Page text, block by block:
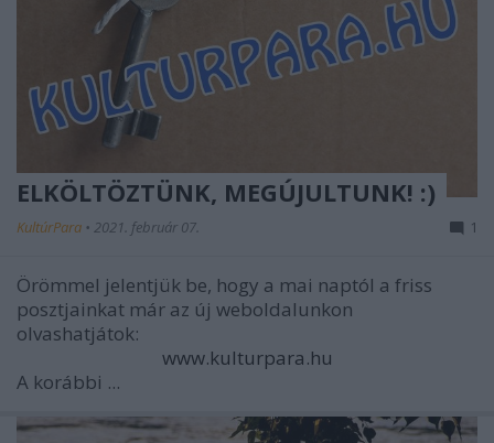
ELKÖLTÖZTÜNK, MEGÚJULTUNK! :)
KultúrPara • 2021. február 07. 1
Örömmel jelentjük be, hogy a mai naptól a friss
posztjainkat már az új weboldalunkon
olvashatjátok:
www.kulturpara.hu
A korábbi ...